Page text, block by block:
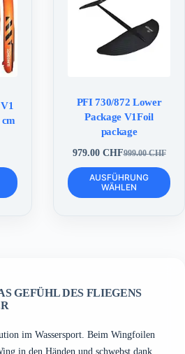
auf
Produktseite
gewählt
PFI 730/872 Lower
Package V1Foil
package
999.00CHF
Ursprünglicher
Preis
war:
999.00 CHF
979.00 CHFAktueller
Preis
ist:
979.00 CHF.
AUSFÜHRUNG
WÄHLEN
Dieses
Produkt
weist
der
werden
GEFÜHL DES FLIEGENS
im Wassersport. Beim Wingfoilen
in den Händen und schwebst dank